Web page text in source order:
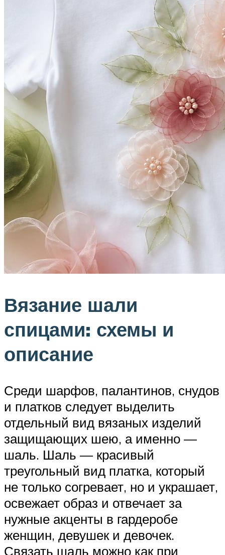
Вязание шали
спицами: схемы и
описание
Среди шарфов, палантинов, снудов
и платков следует выделить
отдельный вид вязаных изделий
защищающих шею, а именно —
шаль. Шаль — красивый
треугольный вид платка, который
не только согревает, но и украшает,
освежает образ и отвечает за
нужные акценты в гардеробе
женщин, девушек и девочек.
Связать шаль можно как при